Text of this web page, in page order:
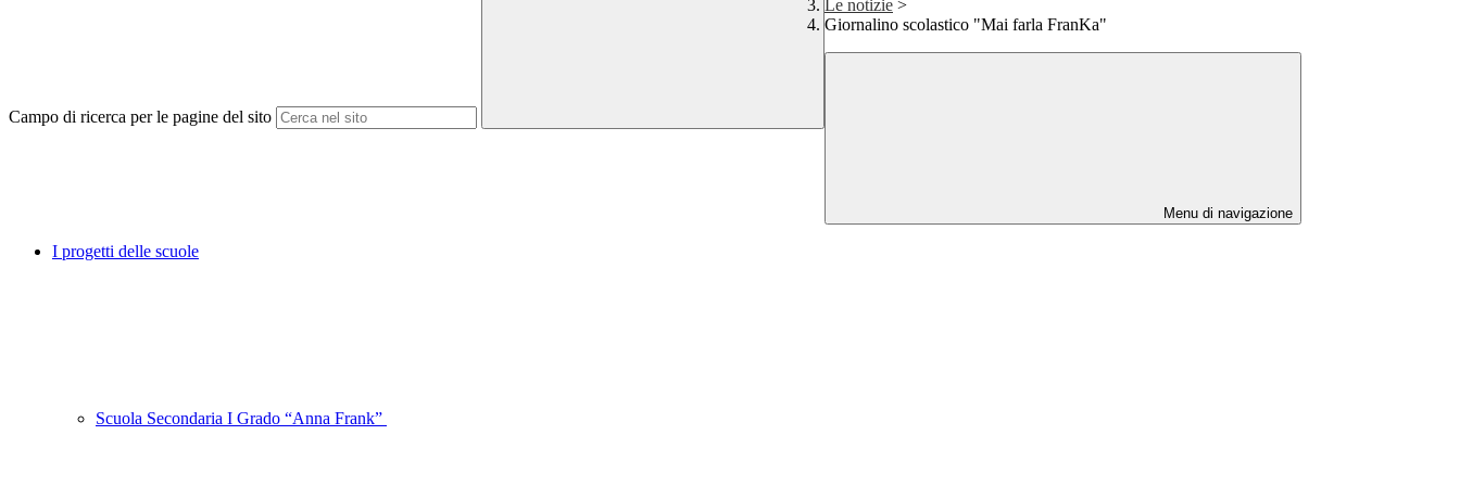
Campo di ricerca per le pagine del sito
Le notizie >
Giornalino scolastico "Mai farla FranKa"
Menu di navigazione
I progetti delle scuole
Scuola Secondaria I Grado “Anna Frank”